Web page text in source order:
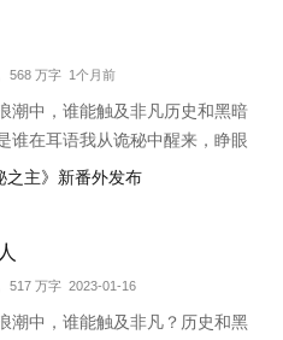
568 万字 1个月前
潮中，谁能触及非凡历史和黑暗
谁在耳语我从诡秘中醒来，睁眼
枪械，大炮，巨舰，飞空
之主》新番外发布
517 万字 2023-01-16
潮中，谁能触及非凡？历史和黑